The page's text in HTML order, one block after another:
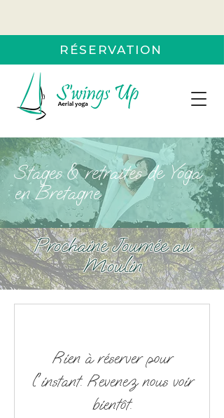
RÉSERVATION
Stages & retraites de Yoga
en Bretagne
Prochaine Journée au
Moulin
Rien à réserver pour
l'instant. Revenez nous voir
bientôt.